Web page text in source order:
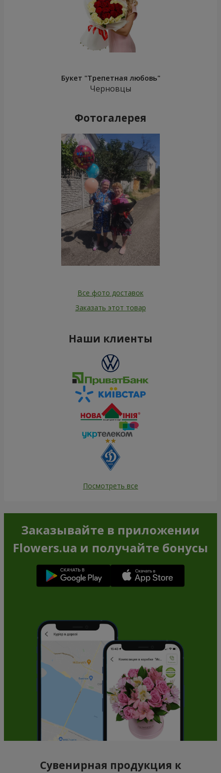
Букет "Трепетная любовь"
Черновцы
Фотогалерея
Все фото доставок
Заказать этот товар
Наши клиенты
Посмотреть все
Заказывайте в приложении
Flowers.ua и получайте бонусы
Сувенирная продукция к